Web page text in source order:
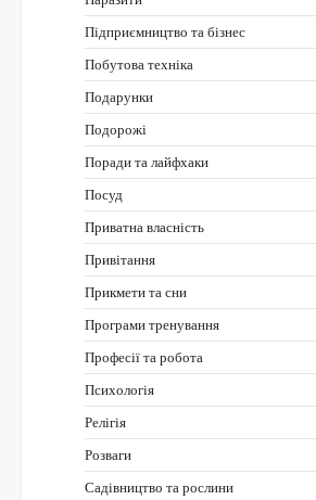
Підприємництво та бізнес
Побутова техніка
Подарунки
Подорожі
Поради та лайфхаки
Посуд
Приватна власність
Привітання
Прикмети та сни
Програми тренування
Професії та робота
Психологія
Релігія
Розваги
Садівництво та рослини